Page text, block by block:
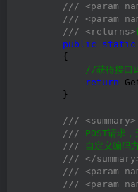
///
<param
///
<param
///
<returns>
public
static
        {
//获得接口
return
        }
///
<summary>
/// POST请求
/// 自定义编码
///
</
///
<param
///
<param